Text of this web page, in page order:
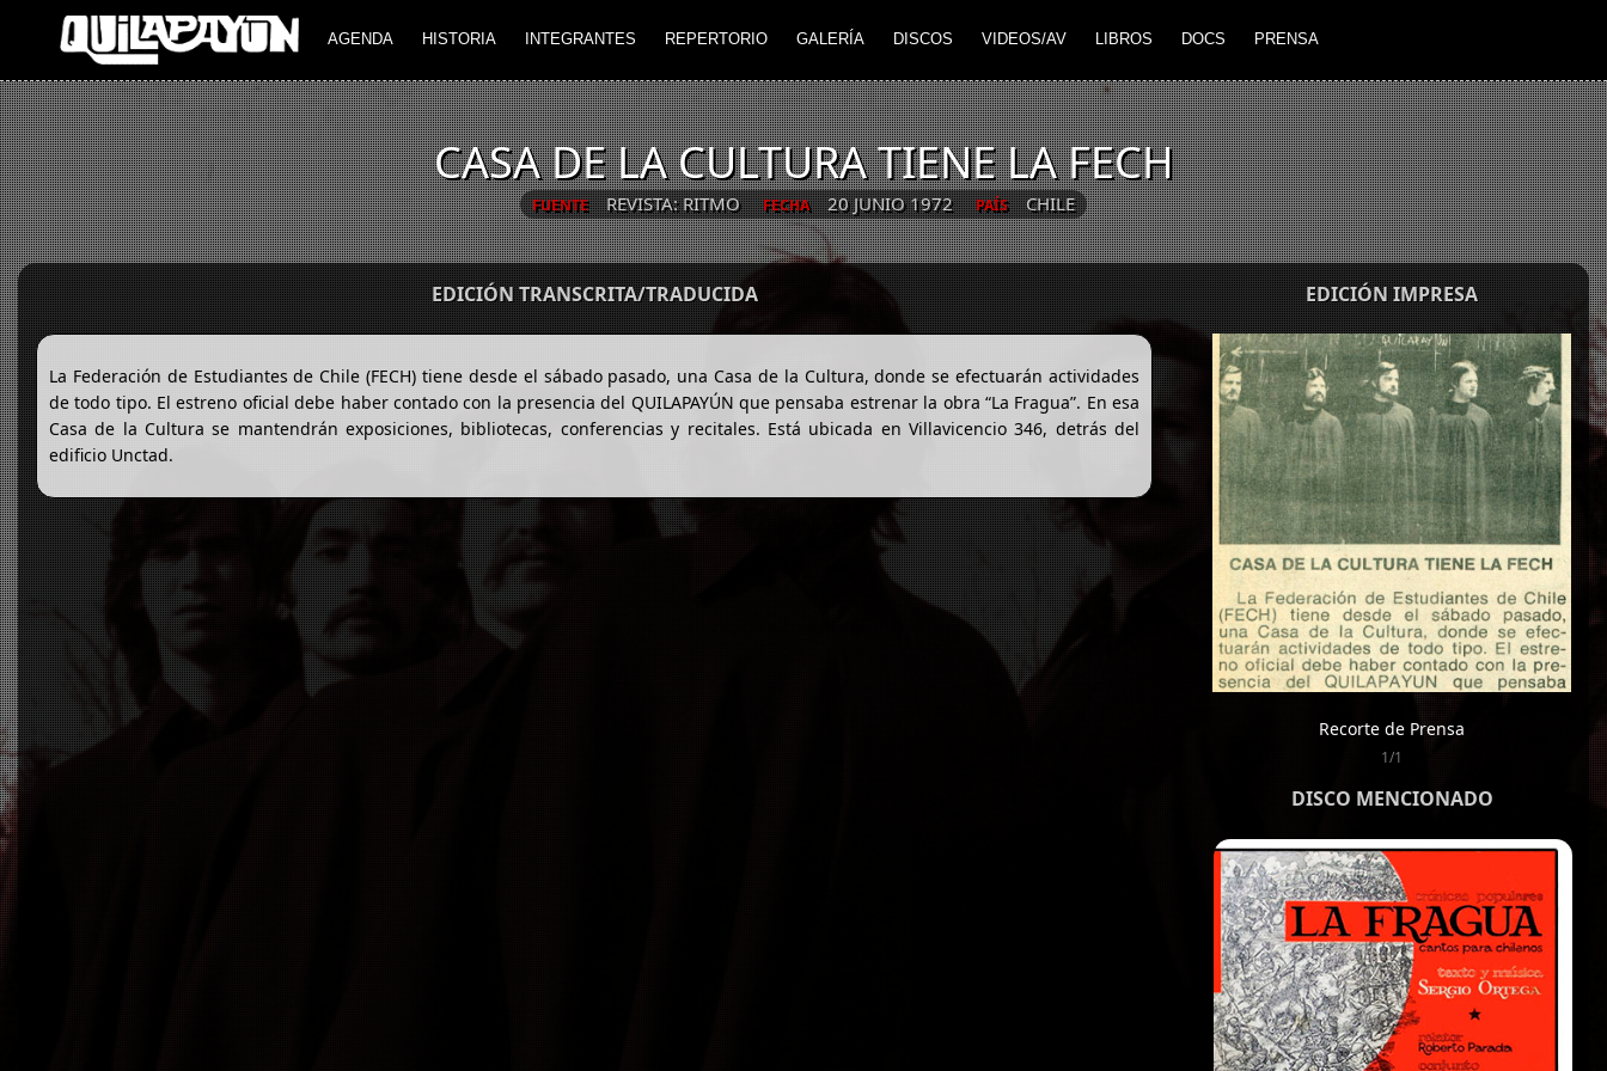
AGENDA HISTORIA INTEGRANTES REPERTORIO GALERÍA DISCOS VIDEOS/AV LIBROS DOCS PRENSA
CASA DE LA CULTURA TIENE LA FECH
FUENTE REVISTA: RITMO FECHA 20 JUNIO 1972 PAÍS CHILE
EDICIÓN TRANSCRITA/TRADUCIDA
La Federación de Estudiantes de Chile (FECH) tiene desde el sábado pasado, una Casa de la Cultura, donde se efectuarán actividades
de todo tipo. El estreno oficial debe haber contado con la presencia del QUILAPAYÚN que pensaba estrenar la obra “La Fragua”. En esa
Casa de la Cultura se mantendrán exposiciones, bibliotecas, conferencias y recitales. Está ubicada en Villavicencio 346, detrás del
edificio Unctad.
EDICIÓN IMPRESA
Recorte de Prensa
1/1
DISCO MENCIONADO